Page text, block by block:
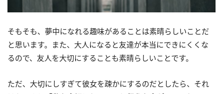
そもそも、夢中になれる趣味があることは素晴らしいことだ
と思います。また、大人になると友達が本当にできにくくな
るので、友人を大切にすることも素晴らしいことです。
ただ、大切にしすぎて彼女を疎かにするのだとしたら、それ